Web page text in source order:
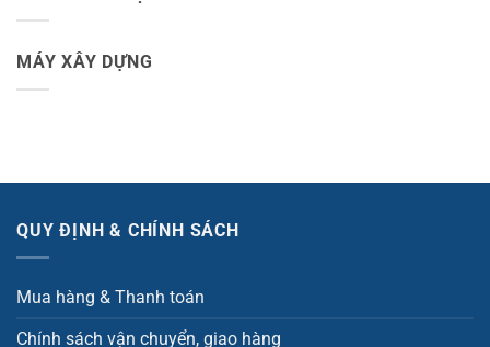
MÁY XÂY DỰNG
QUY ĐỊNH & CHÍNH SÁCH
Mua hàng & Thanh toán
Chính sách vận chuyển, giao hàng